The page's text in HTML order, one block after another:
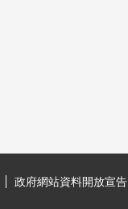
政府網站資料開放宣告